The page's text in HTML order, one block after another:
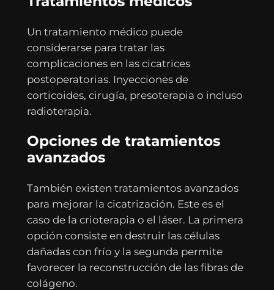
Un tratamiento médico puede
considerarse para tratar las
complicaciones en las cicatrices
postoperatorias. Inyecciones de
corticoides, cirugía, presoterapia o incluso
radioterapia.
Opciones de tratamientos
avanzados
También existen tratamientos avanzados
para mejorar la cicatrización. Este es el
caso de la crioterapia o el láser. La primera
opción consiste en destruir las células
dañadas con frío y la segunda permite
favorecer la reconstrucción de las fibras de
colágeno.